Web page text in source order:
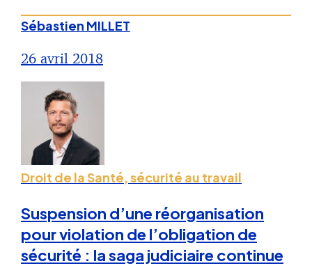
Sébastien MILLET
26 avril 2018
Droit de la Santé, sécurité au travail
Suspension d’une réorganisation
pour violation de l’obligation de
sécurité : la saga judiciaire continue